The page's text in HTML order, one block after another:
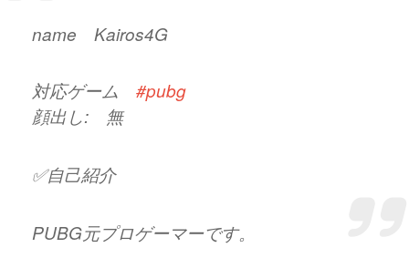
「GameRoom」ゲーマー紹介
(@GameRoomjp)
name Kairos4G
対応ゲーム #pubg
顔出し: 無
✅自己紹介
PUBG元プロゲーマーです。